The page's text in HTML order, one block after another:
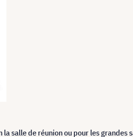
salle de réunion ou pour les